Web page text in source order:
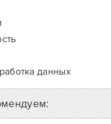
данных